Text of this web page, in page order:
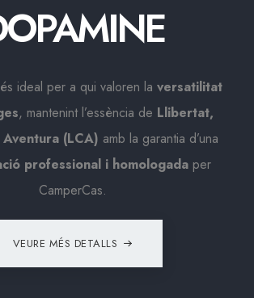
ideal per a qui valoren la versatilitat
, mantenint l’essència de Llibertat,
(LCA) amb la garantia d’una
professional i homologada per
CamperCas.
VEURE MÉS DETALLS